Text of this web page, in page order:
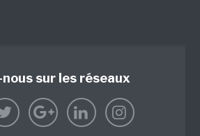
sur les réseaux